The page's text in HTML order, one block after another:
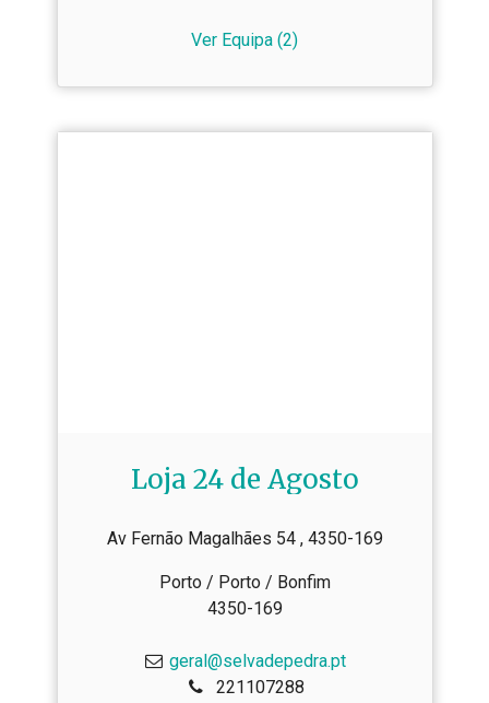
Ver Equipa (2)
Loja 24 de Agosto
Av Fernão Magalhães 54 , 4350-169
Porto / Porto / Bonfim
4350-169
geral@selvadepedra.pt
221107288